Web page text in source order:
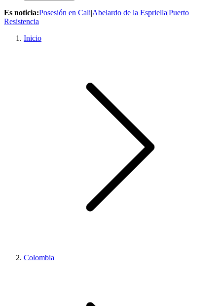
Es noticia:Posesión en Cali|Abelardo de la Espriella|Puerto
Resistencia
Inicio
Colombia